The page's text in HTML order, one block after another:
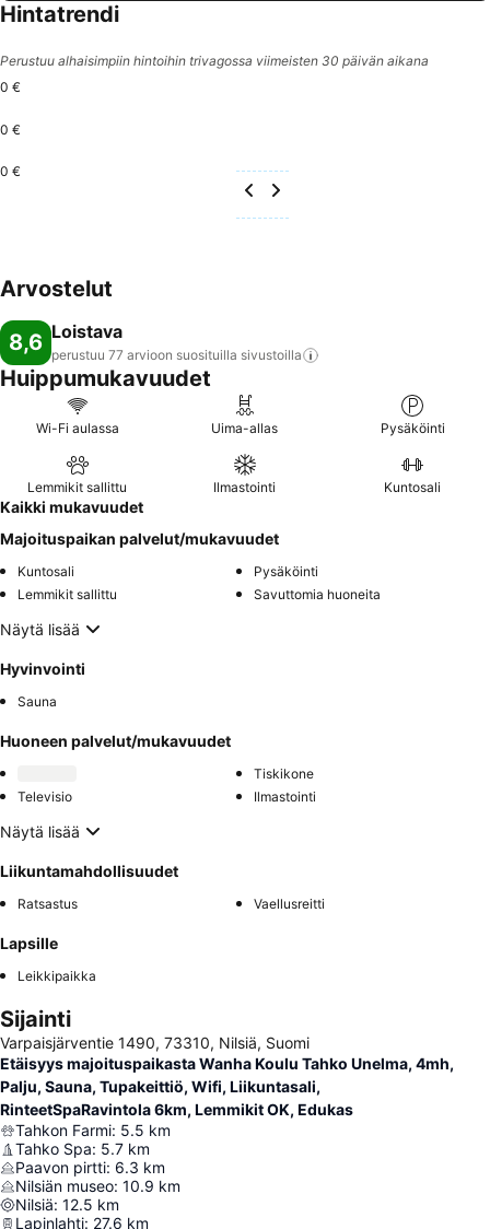
Hintatrendi
Perustuu alhaisimpiin hintoihin trivagossa viimeisten 30 päivän aikana
0 €
0 €
0 €
Arvostelut
8,6 Loistava
perustuu 77 arvioon suosituilla sivustoilla
Huippumukavuudet
Wi-Fi aulassa Uima-allas Pysäköinti
Lemmikit sallittu Ilmastointi Kuntosali
Kaikki mukavuudet
Majoituspaikan palvelut/mukavuudet
Kuntosali
Pysäköinti
Lemmikit sallittu
Savuttomia huoneita
Näytä lisää
Hyvinvointi
Sauna
Huoneen palvelut/mukavuudet
Tiskikone
Televisio
Ilmastointi
Näytä lisää
Liikuntamahdollisuudet
Ratsastus Vaellusreitti
Lapsille
Leikkipaikka
Sijainti
Varpaisjärventie 1490, 73310, Nilsiä, Suomi
Etäisyys majoituspaikasta Wanha Koulu Tahko Unelma, 4mh,
Palju, Sauna, Tupakeittiö, Wifi, Liikuntasali,
RinteetSpaRavintola 6km, Lemmikit OK, Edukas
Tahkon Farmi: 5.5 km
Tahko Spa: 5.7 km
Paavon pirtti: 6.3 km
Nilsiän museo: 10.9 km
Nilsiä: 12.5 km
Lapinlahti: 27.6 km